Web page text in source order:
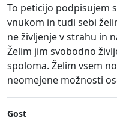
To peticijo podpisujem
vnukom in tudi sebi
ne življenje v strahu in
Želim jim svobodno
spoloma. Želim vsem
neomejene možnosti
Gost